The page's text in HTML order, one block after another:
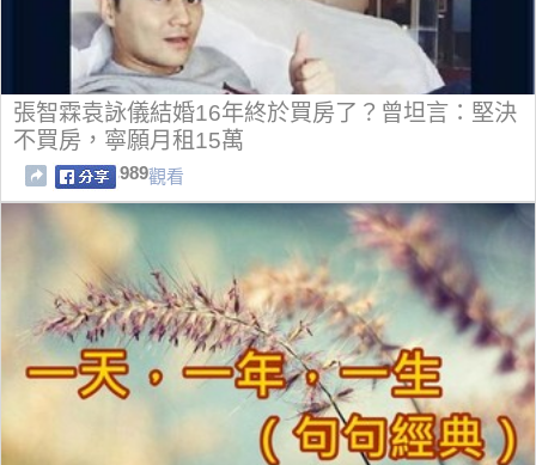
張智霖袁詠儀結婚16年終於買房了？曾坦言：堅決
不買房，寧願月租15萬
989觀看